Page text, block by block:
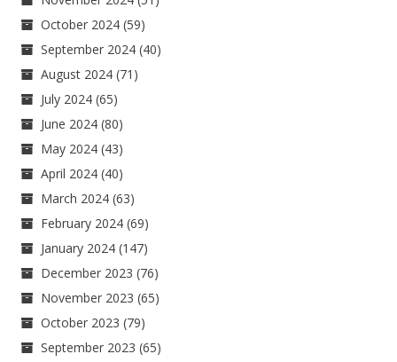
October 2024 (59)
September 2024 (40)
August 2024 (71)
July 2024 (65)
June 2024 (80)
May 2024 (43)
April 2024 (40)
March 2024 (63)
February 2024 (69)
January 2024 (147)
December 2023 (76)
November 2023 (65)
October 2023 (79)
September 2023 (65)